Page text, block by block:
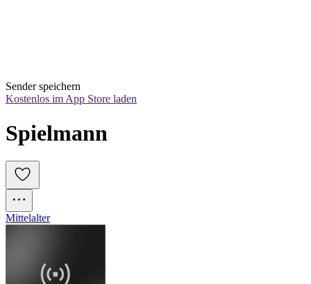
Sender speichern
Kostenlos im App Store laden
Spielmann
Mittelalter